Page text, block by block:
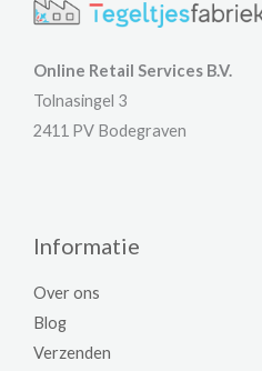
Online Retail Services B.V.
Tolnasingel 3
2411 PV Bodegraven
Informatie
Over ons
Blog
Verzenden